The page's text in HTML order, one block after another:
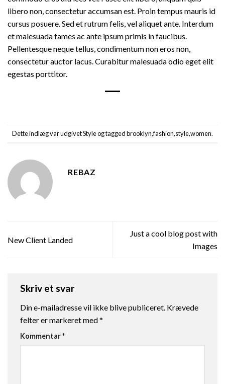
libero non, consectetur accumsan est. Proin tempus mauris id
cursus posuere. Sed et rutrum felis, vel aliquet ante. Interdum
et malesuada fames ac ante ipsum primis in faucibus.
Pellentesque neque tellus, condimentum non eros non,
consectetur auctor lacus. Curabitur malesuada odio eget elit
egestas porttitor.
Dette indlæg var udgivetStyleog taggedbrooklyn,fashion,style,women.
REBAZ
New Client Landed
Just a cool blog post with
Images
Skriv et svar
Din e-mailadresse vil ikke blive publiceret. Krævede
felter er markeret med*
Kommentar*